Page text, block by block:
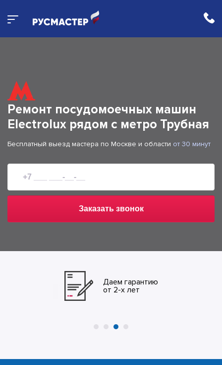
Ремонт посудомоечных машин
Electrolux рядом с метро Трубная
Бесплатный выезд мастера по Москве и области от 30 минут
Заказать звонок
Даем гарантию
от 2-х лет